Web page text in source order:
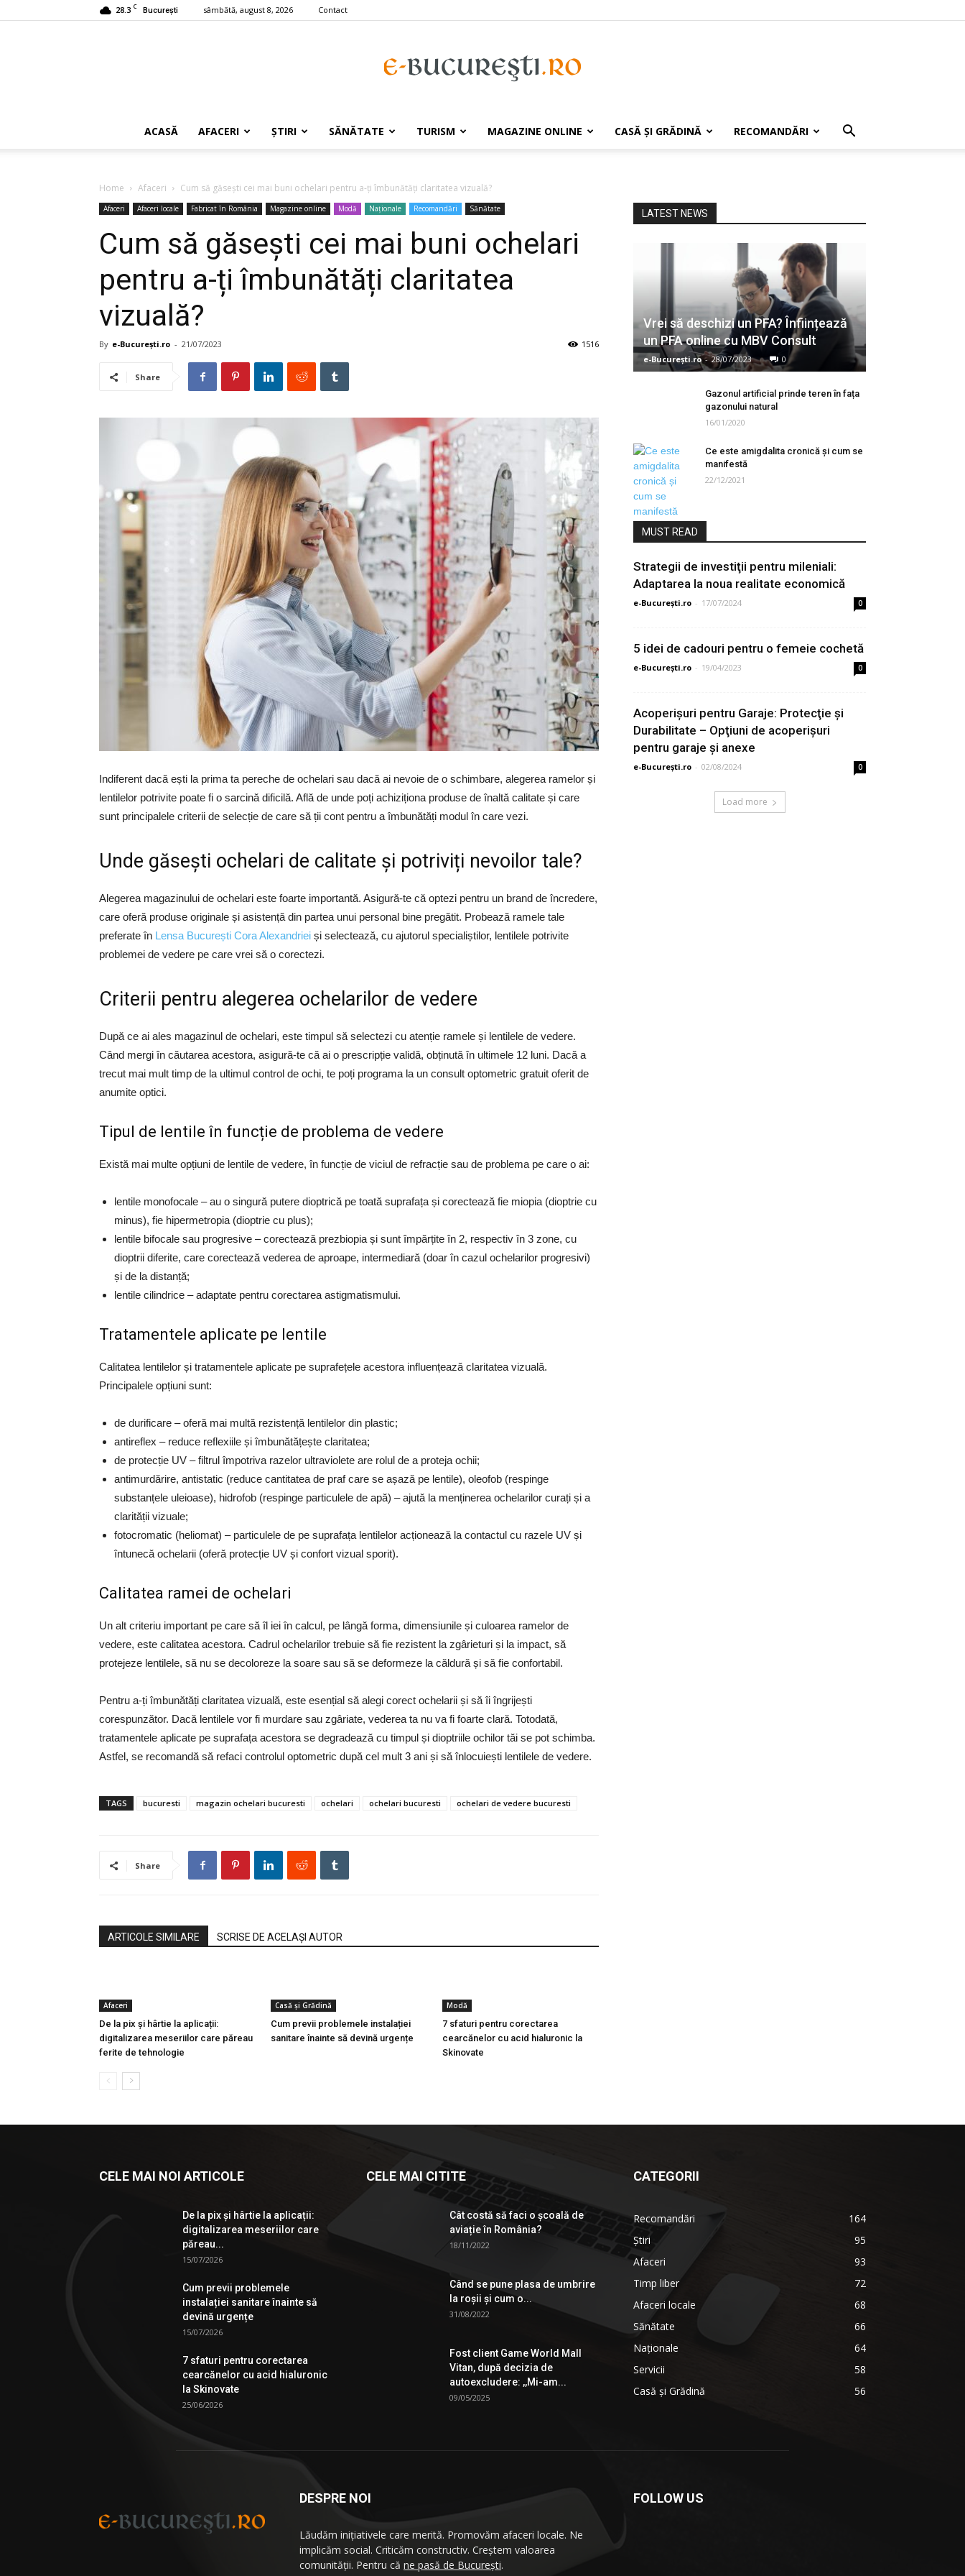
28.3 C București sâmbătă, august 8, 2026 Contact
e-
ACASĂ AFACERI ȘTIRI SĂNĂTATE TURISM MAGAZINE ONLINE CASĂ ȘI GRĂDINĂ RECOMANDĂRI
Home Afaceri Cum să găsești cei mai buni ochelari pentru a-ți îmbunătăți claritatea vizuală?
Afaceri Afaceri locale Fabricat în România Magazine online Modă Naționale Recomandări Sănătate
Cum să găsești cei mai buni ochelari
pentru a-ți îmbunătăți claritatea
vizuală?
By e-București.ro - 21/07/2023 1516
Share
Indiferent dacă ești la prima ta pereche de ochelari sau dacă ai nevoie de o schimbare, alegerea ramelor și
lentilelor potrivite poate fi o sarcină dificilă. Află de unde poți achiziționa produse de înaltă calitate și care
sunt principalele criterii de selecție de care să ții cont pentru a îmbunătăți modul în care vezi.
Unde găsești ochelari de calitate și potriviți nevoilor tale?
Alegerea magazinului de ochelari este foarte importantă. Asigură-te că optezi pentru un brand de încredere,
care oferă produse originale și asistență din partea unui personal bine pregătit. Probează ramele tale
preferate în Lensa București Cora Alexandriei și selectează, cu ajutorul specialiștilor, lentilele potrivite
problemei de vedere pe care vrei să o corectezi.
Criterii pentru alegerea ochelarilor de vedere
După ce ai ales magazinul de ochelari, este timpul să selectezi cu atenție ramele și lentilele de vedere.
Când mergi în căutarea acestora, asigură-te că ai o prescripție validă, obținută în ultimele 12 luni. Dacă a
trecut mai mult timp de la ultimul control de ochi, te poți programa la un consult optometric gratuit oferit de
anumite optici.
Tipul de lentile în funcție de problema de vedere
Există mai multe opțiuni de lentile de vedere, în funcție de viciul de refracție sau de problema pe care o ai:
lentile monofocale – au o singură putere dioptrică pe toată suprafața și corectează fie miopia (dioptrie cu
minus), fie hipermetropia (dioptrie cu plus);
lentile bifocale sau progresive – corectează prezbiopia și sunt împărțite în 2, respectiv în 3 zone, cu
dioptrii diferite, care corectează vederea de aproape, intermediară (doar în cazul ochelarilor progresivi)
și de la distanță;
lentile cilindrice – adaptate pentru corectarea astigmatismului.
Tratamentele aplicate pe lentile
Calitatea lentilelor și tratamentele aplicate pe suprafețele acestora influențează claritatea vizuală.
Principalele opțiuni sunt:
de durificare – oferă mai multă rezistență lentilelor din plastic;
antireflex – reduce reflexiile și îmbunătățește claritatea;
de protecție UV – filtrul împotriva razelor ultraviolete are rolul de a proteja ochii;
antimurdărire, antistatic (reduce cantitatea de praf care se așază pe lentile), oleofob (respinge
substanțele uleioase), hidrofob (respinge particulele de apă) – ajută la menținerea ochelarilor curați și a
clarității vizuale;
fotocromatic (heliomat) – particulele de pe suprafața lentilelor acționează la contactul cu razele UV și
întunecă ochelarii (oferă protecție UV și confort vizual sporit).
Calitatea ramei de ochelari
Un alt criteriu important pe care să îl iei în calcul, pe lângă forma, dimensiunile și culoarea ramelor de
vedere, este calitatea acestora. Cadrul ochelarilor trebuie să fie rezistent la zgârieturi și la impact, să
protejeze lentilele, să nu se decoloreze la soare sau să se deformeze la căldură și să fie confortabil.
Pentru a-ți îmbunătăți claritatea vizuală, este esențial să alegi corect ochelarii și să îi îngrijești
corespunzător. Dacă lentilele vor fi murdare sau zgâriate, vederea ta nu va fi foarte clară. Totodată,
tratamentele aplicate pe suprafața acestora se degradează cu timpul și dioptriile ochilor tăi se pot schimba.
Astfel, se recomandă să refaci controlul optometric după cel mult 3 ani și să înlocuiești lentilele de vedere.
TAGS bucuresti magazin ochelari bucuresti ochelari ochelari bucuresti ochelari de vedere bucuresti
Share
ARTICOLE SIMILARE SCRISE DE ACELAȘI AUTOR
Afaceri
De la pix şi hârtie la aplicații:
digitalizarea meseriilor care păreau
ferite de tehnologie
Casă și Grădină
Cum previi problemele instalației
sanitare înainte să devină urgențe
Modă
7 sfaturi pentru corectarea
cearcănelor cu acid hialuronic la
Skinovate
LATEST NEWS
Vrei să deschizi un PFA? Înființează
un PFA online cu MBV Consult
e-București.ro - 28/07/2023 0
Gazonul artificial prinde teren în fața
gazonului natural
16/01/2020
Ce este amigdalita cronică și cum se
manifestă
22/12/2021
MUST READ
Strategii de investiţii pentru mileniali:
Adaptarea la noua realitate economică
e-București.ro - 17/07/2024 0
5 idei de cadouri pentru o femeie cochetă
e-București.ro - 19/04/2023 0
Acoperişuri pentru Garaje: Protecţie şi
Durabilitate – Opţiuni de acoperişuri
pentru garaje şi anexe
e-București.ro - 02/08/2024 0
Load more
CELE MAI NOI ARTICOLE
De la pix şi hârtie la aplicații:
digitalizarea meseriilor care
păreau...
15/07/2026
Cum previi problemele
instalației sanitare înainte să
devină urgențe
15/07/2026
7 sfaturi pentru corectarea
cearcănelor cu acid hialuronic
la Skinovate
25/06/2026
CELE MAI CITITE
Cât costă să faci o școală de
aviație în România?
18/11/2022
Când se pune plasa de umbrire
la roşii şi cum o...
31/08/2022
Fost client Game World Mall
Vitan, după decizia de
autoexcludere: ,,Mi-am...
09/05/2025
CATEGORII
Recomandări
164
Știri
95
Afaceri
93
Timp liber
72
Afaceri locale
68
Sănătate
66
Naționale
64
Servicii
58
Casă și Grădină
56
DESPRE NOI
Lăudăm iniţiativele care merită. Promovăm afaceri locale. Ne
implicăm social. Criticăm constructiv. Creştem valoarea
comunităţii. Pentru că ne pasă de București.
FOLLOW US